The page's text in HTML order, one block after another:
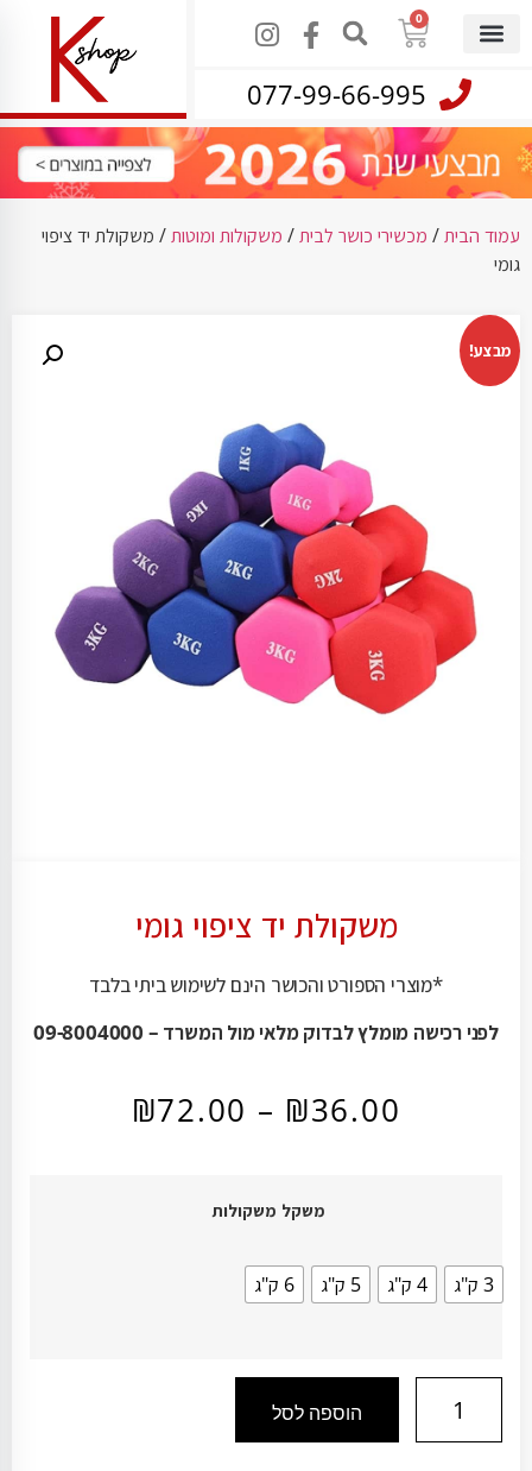
0
077-99-66-995
עמוד הבית/ מכשירי כושר לבית/ משקולות ומוטות/ משקולת יד ציפוי
גומי
מבצע!
משקולת יד ציפוי גומי
*מוצרי הספורט והכושר הינם לשימוש ביתי בלבד
לפני רכישה מומלץ לבדוק מלאי מול המשרד – 09-8004000
₪36.00
–
₪72.00
משקל משקולות
3 ק"ג 4 ק"ג 5 ק"ג 6 ק"ג
הוספה לסל